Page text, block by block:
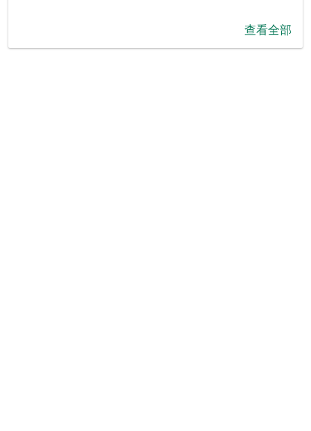
查看全部